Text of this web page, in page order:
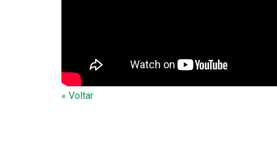
« Voltar